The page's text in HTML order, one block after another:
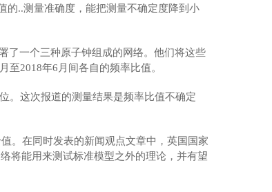
的..测量准确度，能把测量不确定度降到小
一个三种原子钟组成的网络。他们将这些
至2018年6月间各自的频率比值。
这次报道的测量结果是频率比值不确定
在同时发表的新闻观点文章中，英国国家
将能用来测试标准模型之外的理论，并有望